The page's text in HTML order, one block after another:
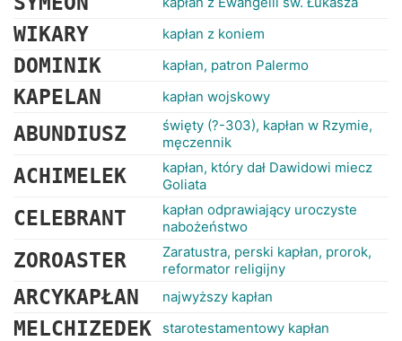
WIKARY kapłan z koniem
DOMINIK kapłan, patron Palermo
KAPELAN kapłan wojskowy
ABUNDIUSZ
święty (?-303), kapłan w Rzymie,
męczennik
ACHIMELEK
kapłan, który dał Dawidowi miecz
Goliata
CELEBRANT
kapłan odprawiający uroczyste
nabożeństwo
ZOROASTER
Zaratustra, perski kapłan, prorok,
reformator religijny
ARCYKAPŁAN najwyższy kapłan
MELCHIZEDEK starotestamentowy kapłan